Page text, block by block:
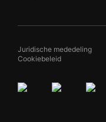
Juridische mededeling
Cookiebeleid